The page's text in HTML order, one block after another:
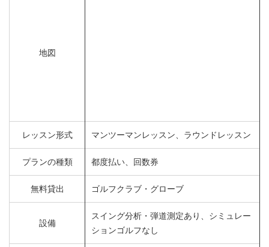
地図
レッスン形式 マンツーマンレッスン、ラウンドレッスン
プランの種類 都度払い、回数券
無料貸出 ゴルフクラブ・グローブ
設備
スイング分析・弾道測定あり、シミュレー
ションゴルフなし